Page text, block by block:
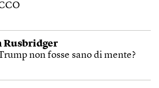
Rusbridger
non fosse sano di mente?